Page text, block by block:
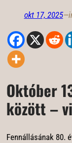
okt 17, 2025—
Október
között –
Fennállásának 80.